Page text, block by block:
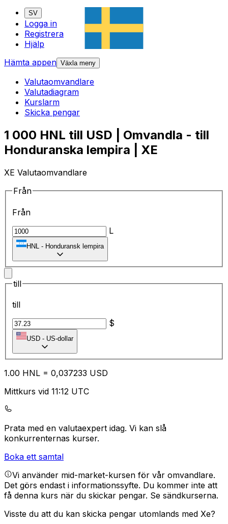
SV
Logga in
Registrera
Hjälp
Hämta appen Växla meny
Valutaomvandlare
Valutadiagram
Kurslarm
Skicka pengar
1 000 HNL till USD | Omvandla - till
Honduranska lempira | XE
XE Valutaomvandlare
Från
Från
L
HNL - Honduransk lempira
till
till
$
USD - US-dollar
1.00 HNL = 0,037233 USD
Mittkurs vid 11:12 UTC
Prata med en valutaexpert idag. Vi kan slå
konkurrenternas kurser.
Boka ett samtal
Vi använder mid-market-kursen för vår omvandlare.
Det görs endast i informationssyfte. Du kommer inte att
få denna kurs när du skickar pengar. Se sändkurserna.
Visste du att du kan skicka pengar utomlands med Xe?